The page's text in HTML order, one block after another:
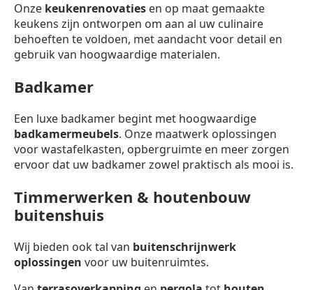
Onze keukenrenovaties en op maat gemaakte
keukens zijn ontworpen om aan al uw culinaire
behoeften te voldoen, met aandacht voor detail en
gebruik van hoogwaardige materialen.
Badkamer
Een luxe badkamer begint met hoogwaardige
badkamermeubels. Onze maatwerk oplossingen
voor wastafelkasten, opbergruimte en meer zorgen
ervoor dat uw badkamer zowel praktisch als mooi is.
Timmerwerken & houtenbouw
buitenshuis
Wij bieden ook tal van buitenschrijnwerk
oplossingen voor uw buitenruimtes.